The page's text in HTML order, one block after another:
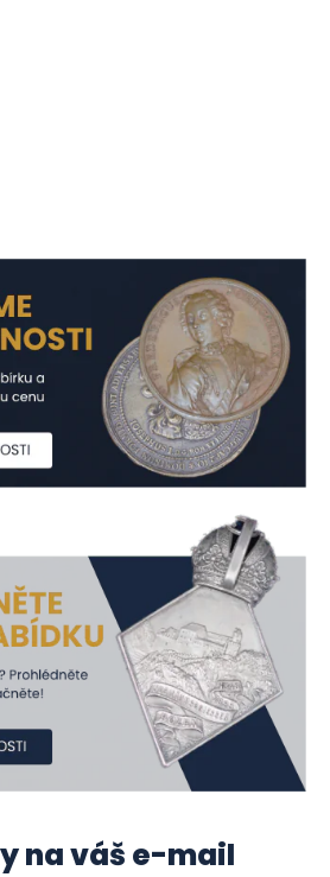
na váš e-mail